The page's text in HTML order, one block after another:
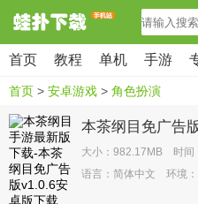
首页 教程 单机 手游
首页 > 安卓游戏 > 角色扮演
本茶纲目免广告
大小：982.17MB 时间
语言：简体中文 环境